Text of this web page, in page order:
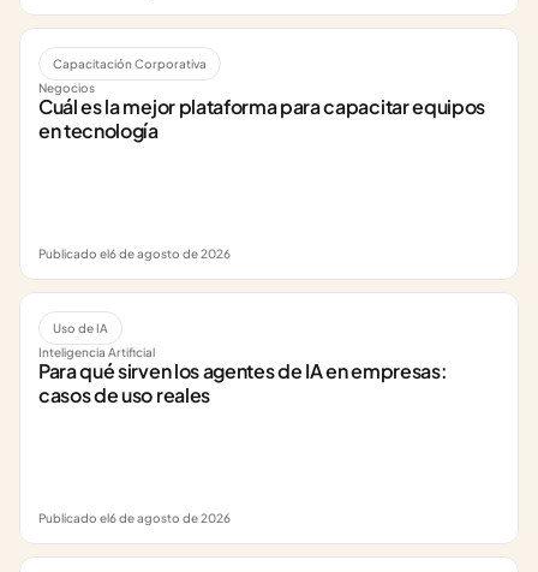
Capacitación Corporativa
Negocios
Cuál es la mejor plataforma para capacitar equipos
en tecnología
Publicado el6 de agosto de 2026
Uso de IA
Inteligencia Artificial
Para qué sirven los agentes de IA en empresas:
casos de uso reales
Publicado el6 de agosto de 2026